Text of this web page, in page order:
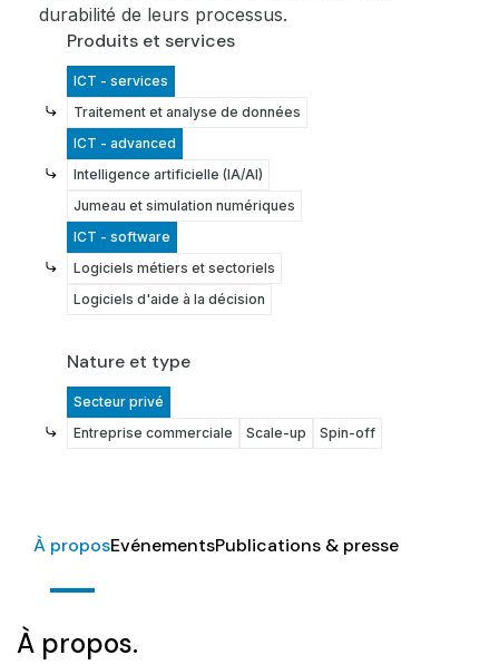
durabilité de leurs processus.
Produits et services
ICT - services
Traitement et analyse de données
ICT - advanced
Intelligence artificielle (IA/AI)
Jumeau et simulation numériques
ICT - software
Logiciels métiers et sectoriels
Logiciels d'aide à la décision
Nature et type
Secteur privé
Entreprise commerciale
Scale-up Spin-off
À proposEvénementsPublications & presse
À propos.